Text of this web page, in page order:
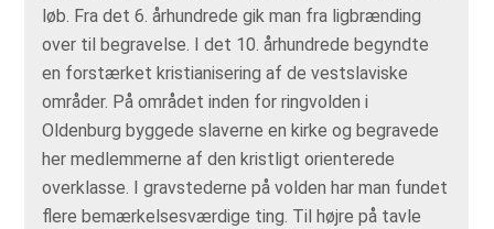
løb. Fra det 6. århundrede gik man fra ligbrænding
over til begravelse. I det 10. århundrede begyndte
en forstærket kristianisering af de vestslaviske
områder. På området inden for ringvolden i
Oldenburg byggede slaverne en kirke og begravede
her medlemmerne af den kristligt orienterede
overklasse. I gravstederne på volden har man fundet
flere bemærkelsesværdige ting. Til højre på tavle